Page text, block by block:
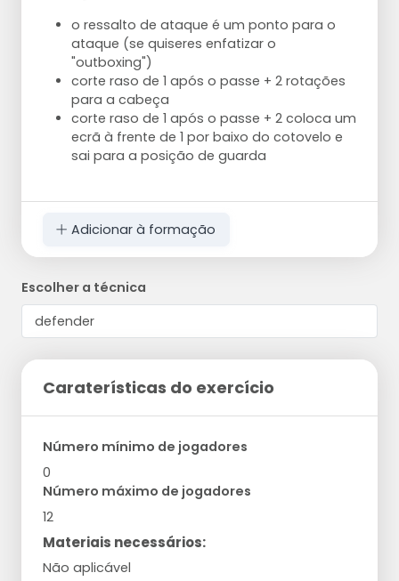
o ressalto de ataque é um ponto para o
ataque (se quiseres enfatizar o
"outboxing")
corte raso de 1 após o passe + 2 rotações
para a cabeça
corte raso de 1 após o passe + 2 coloca um
ecrã à frente de 1 por baixo do cotovelo e
sai para a posição de guarda
Adicionar à formação
Escolher a técnica
Caraterísticas do exercício
Número mínimo de jogadores
0
Número máximo de jogadores
12
Materiais necessários:
Não aplicável